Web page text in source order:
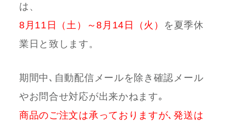
は、
8月11日（土）～8月14日（火）
を夏季休
業日と致します。
期間中､自動配信メールを除き確認メール
やお問合せ対応が出来かねます｡
商品のご注文は承っておりますが､発送は